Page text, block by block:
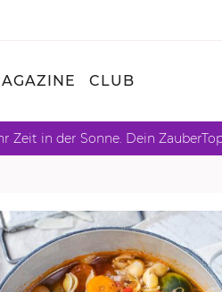
CLUB
Zeit in der Sonne. Dein